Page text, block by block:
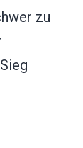
zu